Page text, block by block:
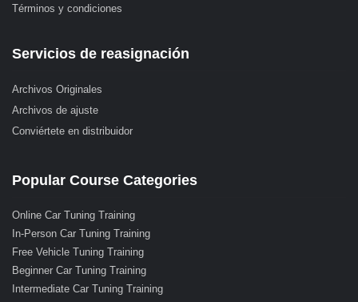
Términos y condiciones
Servicios de reasignación
Archivos Originales
Archivos de ajuste
Conviértete en distribuidor
Popular Course Categories
Online Car Tuning Training
In-Person Car Tuning Training
Free Vehicle Tuning Training
Beginner Car Tuning Training
Intermediate Car Tuning Training